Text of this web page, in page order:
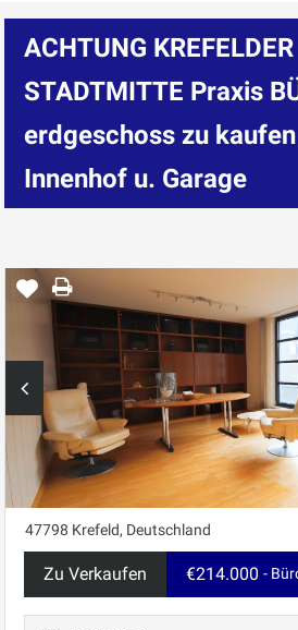
ACHTUNG KREFELDER
STADTMITTE Praxis
erdgeschoss zu
Innenhof u. Garage
47798 Krefeld, Deutschland
Zu Verkaufen €214.000 -